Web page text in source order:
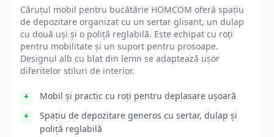
Căruțul mobil pentru bucătărie HOMCOM oferă spațiu
de depozitare organizat cu un sertar glisant, un dulap
cu două uși și o poliță reglabilă. Este echipat cu roți
pentru mobilitate și un suport pentru prosoape.
Designul alb cu blat din lemn se adaptează ușor
diferitelor stiluri de interior.
Mobil și practic cu roți pentru deplasare ușoară
Spațiu de depozitare generos cu sertar, dulap și
poliță reglabilă